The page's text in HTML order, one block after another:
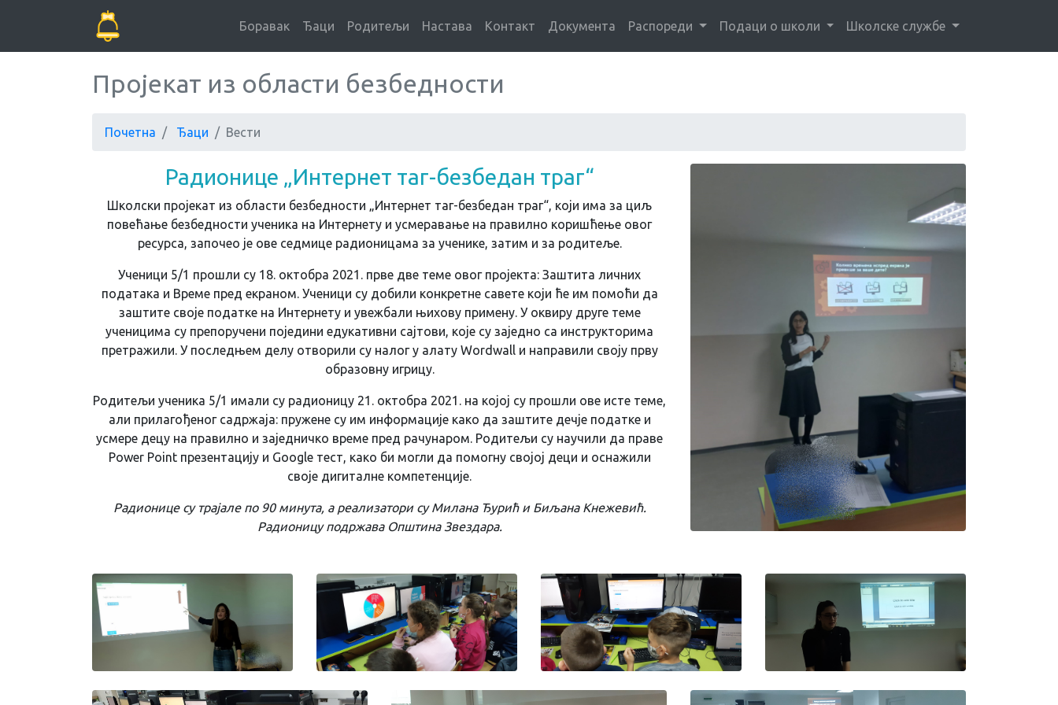
Боравак Ђаци Родитељи Настава Контакт Документа Распореди Подаци о школи Школске службе
Пројекат из области безбедности
Почетна Ђаци Вести
Радионице „Интернет таг-безбедан траг“
Школски пројекат из области безбедности „Интернет таг-безбедан траг“, који има за циљ
повећање безбедности ученика на Интернету и усмеравање на правилно коришћење овог
ресурса, започео је ове седмице радионицама за ученике, затим и за родитеље.
Ученици 5/1 прошли су 18. октобра 2021. прве две теме овог пројекта: Заштита личних
података и Време пред екраном. Ученици су добили конкретне савете који ће им помоћи да
заштите своје податке на Интернету и увежбали њихову примену. У оквиру друге теме
ученицима су препоручени поједини едукативни сајтови, које су заједно са инструкторима
претражили. У последњем делу отворили су налог у алату Wordwall и направили своју прву
образовну игрицу.
Родитељи ученика 5/1 имали су радионицу 21. октобра 2021. на којој су прошли ове исте теме,
али прилагођеног садржаја: пружене су им информације како да заштите дечје податке и
усмере децу на правилно и заједничко време пред рачунаром. Родитељи су научили да праве
Power Point презентацију и Google тест, како би могли да помогну својој деци и оснажили
своје дигиталне компетенције.
Радионице су трајале по 90 минута, а реализатори су Милана Ђурић и Биљана Кнежевић.
Радионицу подржава Општина Звездара.